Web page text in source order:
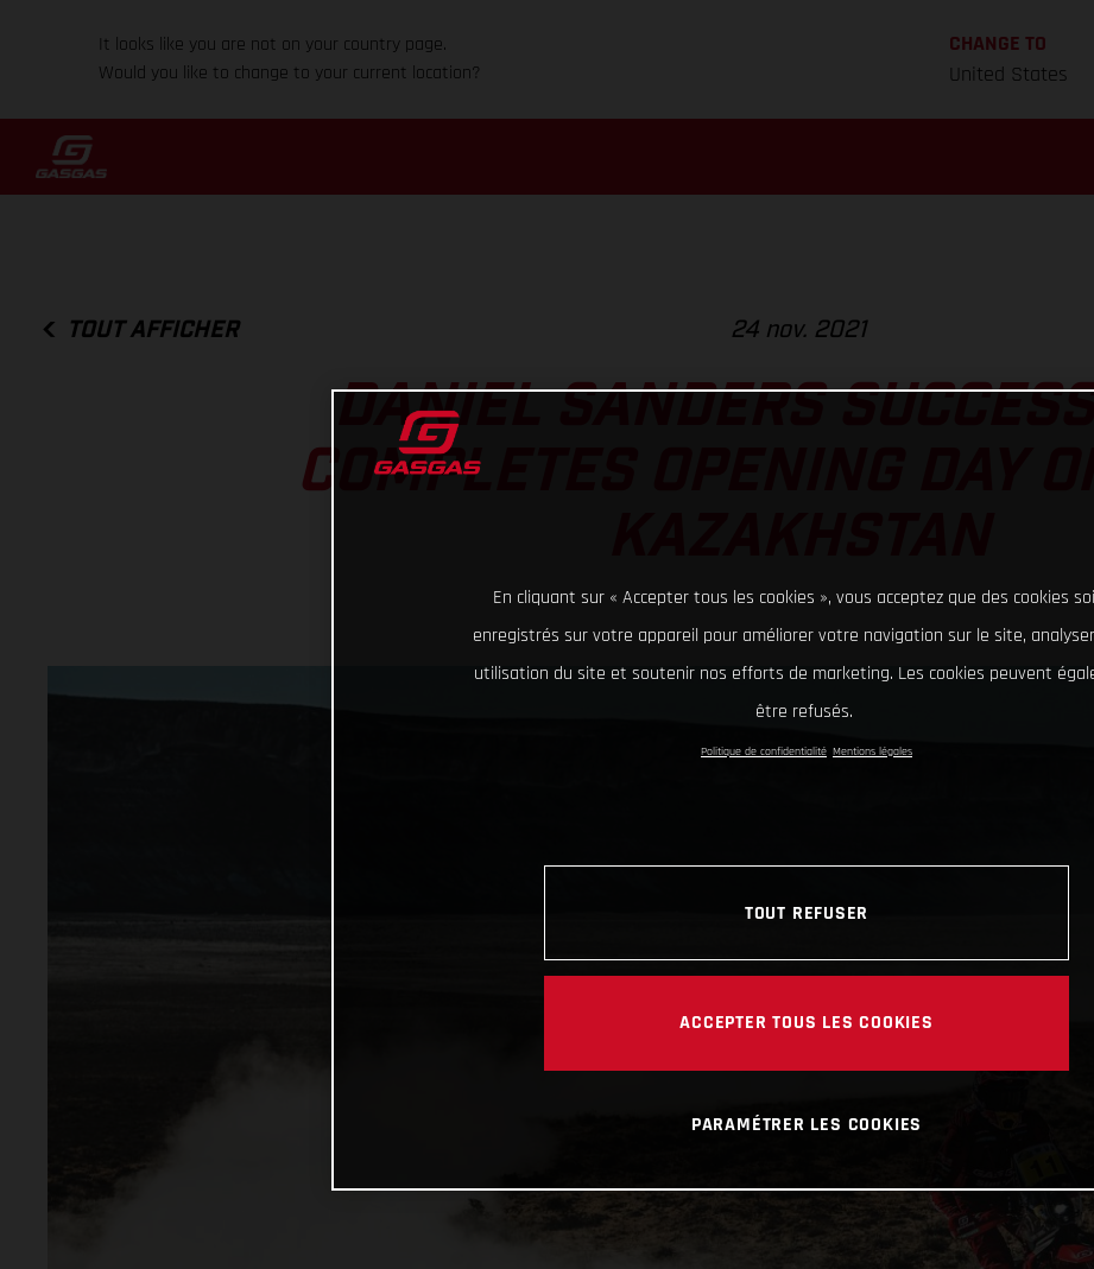
It looks like you are not on your country page.
Would you like to change to your current location?
CHANGE TO
United States
TOUT AFFICHER 24 nov. 2021
DANIEL SANDERS
COMPLETES OPENING DAY
En cliquant sur « Accepter tous les cookies », vous acceptez que des cookies
enregistrés sur votre appareil pour améliorer votre navigation sur le site,
utilisation du site et soutenir nos efforts de marketing. Les cookies peuvent
être refusés.
Politique de confidentialité Mentions légales
TOUT REFUSER
ACCEPTER TOUS LES COOKIES
PARAMÉTRER LES COOKIES